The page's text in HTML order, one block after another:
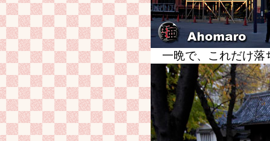
一晩で、これだけ落